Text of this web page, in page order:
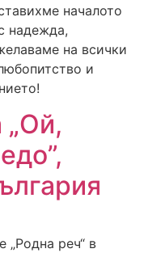
началото
надежда,
на всички
и
„Ой,
„Родна реч“ в